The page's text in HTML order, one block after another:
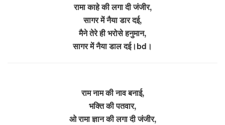
रामा काहे की लगा दी जंजीर,
सागर में नैया डार दई,
मैने तेरे ही भरोसे हनुमान,
सागर में नैया डाल दई।bd।
राम नाम की नाव बनाई,
भक्ति की पतवार,
ओ रामा ज्ञान की लगा दी जंजीर,